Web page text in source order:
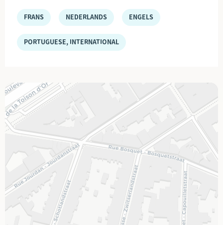
FRANS NEDERLANDS ENGELS
PORTUGUESE, INTERNATIONAL